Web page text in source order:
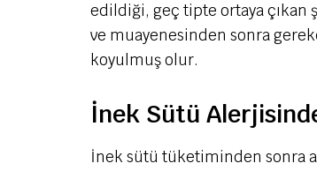
edildiği, geç tipte ortaya çıkan
ve muayenesinden sonra
koyulmuş olur.
İnek Sütü
İnek sütü tüketiminden sonra